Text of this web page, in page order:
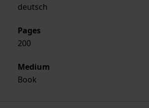
deutsch
Pages
200
Medium
Book